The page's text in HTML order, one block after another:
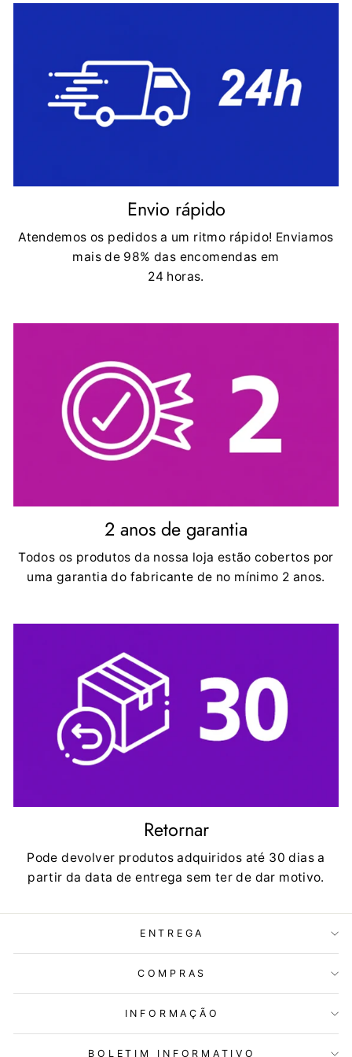
Envio rápido
Atendemos os pedidos a um ritmo rápido! Enviamos
mais de 98% das encomendas em
24 horas.
2 anos de garantia
Todos os produtos da nossa loja estão cobertos por
uma garantia do fabricante de no mínimo 2 anos.
Retornar
Pode devolver produtos adquiridos até 30 dias a
partir da data de entrega sem ter de dar motivo.
ENTREGA
COMPRAS
INFORMAÇÃO
BOLETIM INFORMATIVO